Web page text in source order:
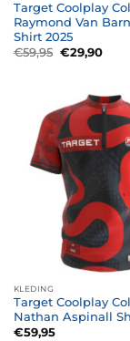
Target Coolplay
Raymond Van
Shirt 2025
€59,95
prijs
€29,90
KLEDING
Target Coolplay
Nathan Aspinall
€59,95